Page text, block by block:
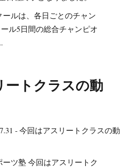
ルは、各日ごとのチャン
ル5日間の総合チャンピオ
ートクラスの動
ーツ塾 今回はアスリートク